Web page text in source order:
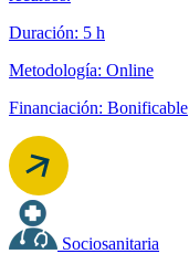
Duración: 5 h
Metodología: Online
Financiación: Bonificable
Sociosanitaria